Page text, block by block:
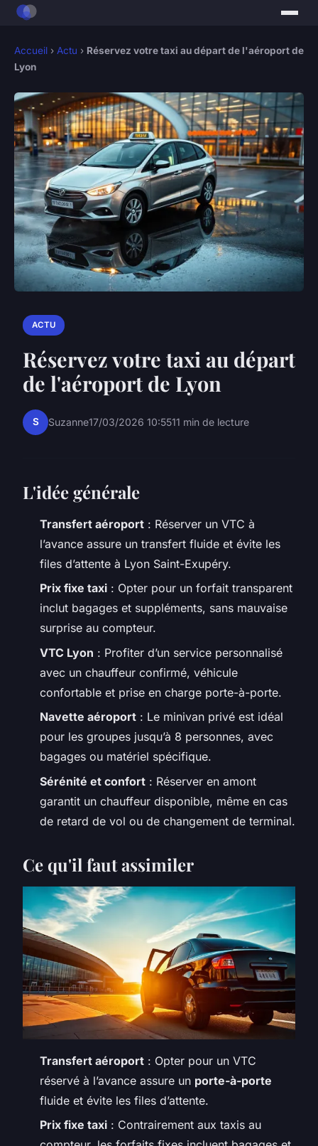
Accueil › Actu › Réservez votre taxi au départ de l'aéroport de
Lyon
ACTU
Réservez votre taxi au départ
de l'aéroport de Lyon
S Suzanne17/03/2026 10:5511 min de lecture
L'idée générale
Transfert aéroport : Réserver un VTC à
l’avance assure un transfert fluide et évite les
files d’attente à Lyon Saint-Exupéry.
Prix fixe taxi : Opter pour un forfait transparent
inclut bagages et suppléments, sans mauvaise
surprise au compteur.
VTC Lyon : Profiter d’un service personnalisé
avec un chauffeur confirmé, véhicule
confortable et prise en charge porte-à-porte.
Navette aéroport : Le minivan privé est idéal
pour les groupes jusqu’à 8 personnes, avec
bagages ou matériel spécifique.
Sérénité et confort : Réserver en amont
garantit un chauffeur disponible, même en cas
de retard de vol ou de changement de terminal.
Ce qu'il faut assimiler
Transfert aéroport : Opter pour un VTC
réservé à l’avance assure un porte-à-porte
fluide et évite les files d’attente.
Prix fixe taxi : Contrairement aux taxis au